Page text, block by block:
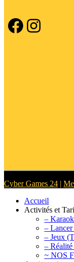
Cyber Games 24 |
Accueil
Activités et
–
–
– Jeux
–
~ NOS